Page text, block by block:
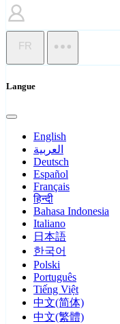
FR
Langue
English
العربية
Deutsch
Español
Français
हिन्दी
Bahasa Indonesia
Italiano
日本語
한국어
Polski
Português
Tiếng Việt
中文(简体)
中文(繁體)